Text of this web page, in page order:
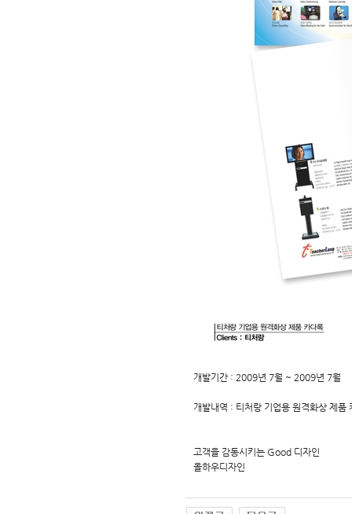
개발기간 : 2009년 7월 ~ 2009년 7월
개발내역 : 티처랑 기업용 원격화상 제품
고객을 감동시키는 Good 디자인
올하우디자인